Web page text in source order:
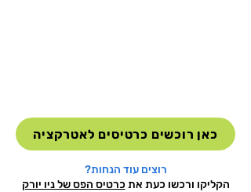
כאן רוכשים כרטיסים לאטרקציה
רוצים עוד הנחות?
הקליקו ורכשו כעת את כרטיס הפס של ניו יורק